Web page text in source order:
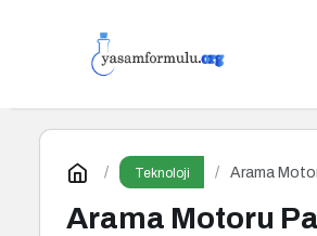
Teknoloji Arama
Arama Motoru